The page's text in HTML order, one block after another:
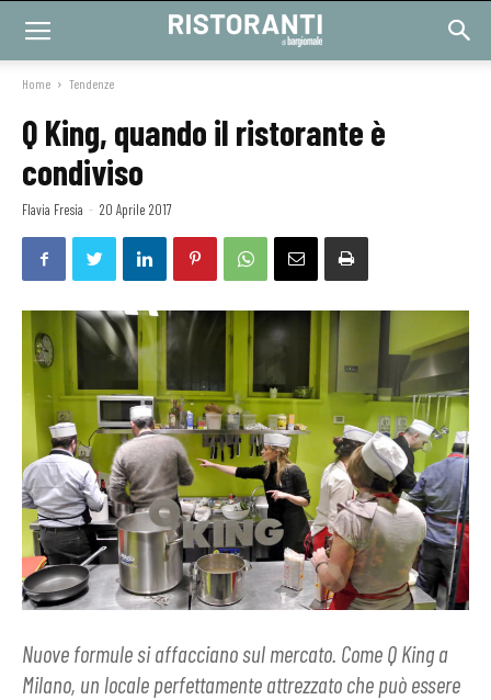
Home Tendenze
Q King, quando il ristorante è
condiviso
Flavia Fresia - 20 Aprile 2017
Nuove formule si affacciano sul mercato. Come Q King a
Milano, un locale perfettamente attrezzato che può essere